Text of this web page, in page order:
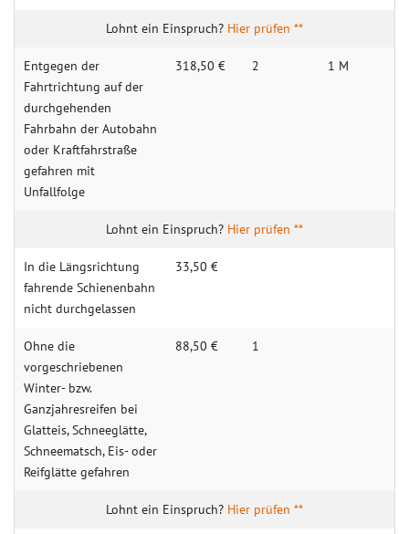
Hier prüfen **
Entgegen der
Fahrtrichtung auf der
durchgehenden
Fahrbahn der Autobahn
oder Kraftfahrstraße
gefahren mit
Unfallfolge
318,50 € 2 1 M
Hier prüfen **
In die Längsrichtung
fahrende Schienenbahn
nicht durchgelassen
33,50 €
Ohne die
vorgeschriebenen
Winter- bzw.
Ganzjahresreifen bei
Glatteis, Schneeglätte,
Schneematsch, Eis- oder
Reifglätte gefahren
88,50 € 1
Hier prüfen **